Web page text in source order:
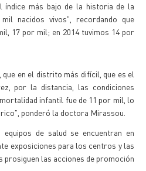
índice más bajo de la historia de la
nacidos vivos", recordando que
17 por mil; en 2014 tuvimos 14 por
en el distrito más difícil, que es el
por la distancia, las condiciones
infantil fue de 11 por mil, lo
ponderó la doctora Mirassou.
de salud se encuentran en
exposiciones para los centros y las
prosiguen las acciones de promoción